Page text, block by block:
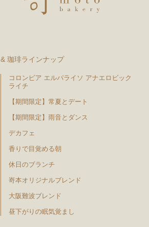
& 珈琲ラインナップ
コロンビア エルパライソ アナエロビック
ライチ
【期間限定】常夏とデート
【期間限定】雨音とダンス
デカフェ
香りで目覚める朝
休日のブランチ
嵜本オリジナルブレンド
大阪難波ブレンド
昼下がりの眠気覚まし